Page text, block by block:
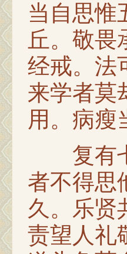
当自思惟
丘。敬畏
经戒。法
来学者莫
用。病瘦
复有七
者不得思
久。乐贤
责望人礼